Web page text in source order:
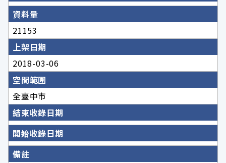
資料量
21153
上架日期
2018-03-06
空間範圍
全臺中市
結束收錄日期
開始收錄日期
備註